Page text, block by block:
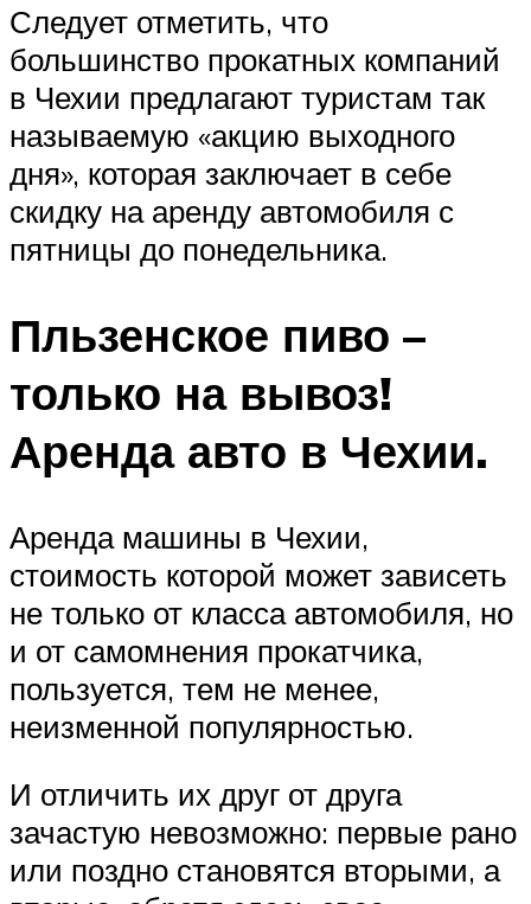
Следует отметить, что
большинство прокатных компаний
в Чехии предлагают туристам так
называемую «акцию выходного
дня», которая заключает в себе
скидку на аренду автомобиля с
пятницы до понедельника.
Пльзенское пиво –
только на вывоз!
Аренда авто в Чехии.
Аренда машины в Чехии,
стоимость которой может зависеть
не только от класса автомобиля, но
и от самомнения прокатчика,
пользуется, тем не менее,
неизменной популярностью.
И отличить их друг от друга
зачастую невозможно: первые рано
или поздно становятся вторыми, а